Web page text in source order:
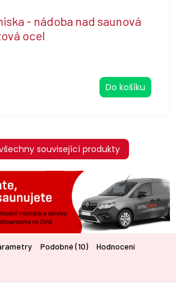
- nádoba nad saunová
ocel
Do košíku
související produkty
Podobné (10) Hodnocení